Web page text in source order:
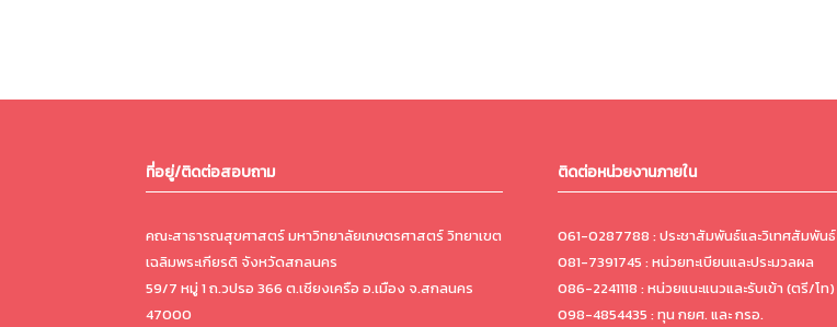
ที่อยู่/ติดต่อสอบถาม
คณะสาธารณสุขศาสตร์ มหาวิทยาลัยเกษตรศาสตร์ วิทยาเขต
เฉลิมพระเกียรติ จังหวัดสกลนคร
59/7 หมู่ 1 ถ.วปรอ 366 ต.เชียงเครือ อ.เมือง จ.สกลนคร
47000
ติดต่อหน่วยงานภายใน
061-0287788 : ประชาสัมพันธ์และวิเทศสัมพันธ์
081-7391745 : หน่วยทะเบียนและประมวลผล
086-2241118 : หน่วยแนะแนวและรับเข้า (ตรี/โท)
098-4854435 : ทุน กยศ. และ กรอ.